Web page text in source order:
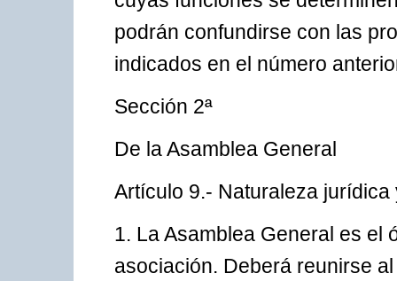
podrán confundirse con las
indicados en el número
Sección 2ª
De la Asamblea General
Artículo 9.- Naturaleza jurídica
1. La Asamblea General es el
asociación. Deberá reunirse